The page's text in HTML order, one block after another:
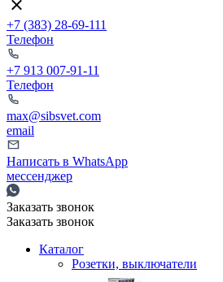
+7 (383) 28-69-111
Телефон
+7 913 007-91-11
Телефон
max@sibsvet.com
email
Написать в WhatsApp
мессенджер
Заказать звонок
Заказать звонок
Каталог
Розетки, выключатели